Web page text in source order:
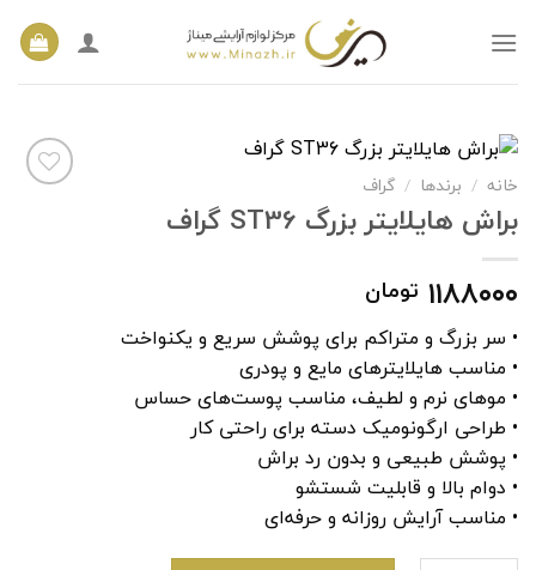
خانه / برندها / گراف
براش هایلایتر بزرگ ST36 گراف
۱۱۸۸۰۰۰ تومان
• سر بزرگ و متراکم برای پوشش سریع و یکنواخت
• مناسب هایلایترهای مایع و پودری
• موهای نرم و لطیف، مناسب پوست‌های حساس
• طراحی ارگونومیک دسته برای راحتی کار
• پوشش طبیعی و بدون رد براش
• دوام بالا و قابلیت شستشو
• مناسب آرایش روزانه و حرفه‌ای